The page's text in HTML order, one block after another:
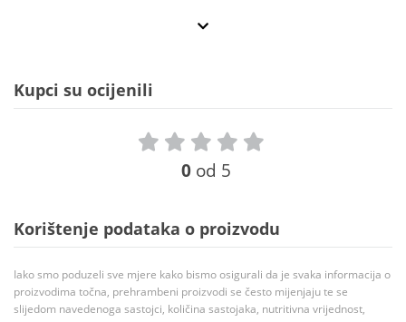
Kupci su ocijenili
0 od 5
Korištenje podataka o proizvodu
Iako smo poduzeli sve mjere kako bismo osigurali da je svaka informacija o
proizvodima točna, prehrambeni proizvodi se često mijenjaju te se
slijedom navedenoga sastojci, količina sastojaka, nutritivna vrijednost,